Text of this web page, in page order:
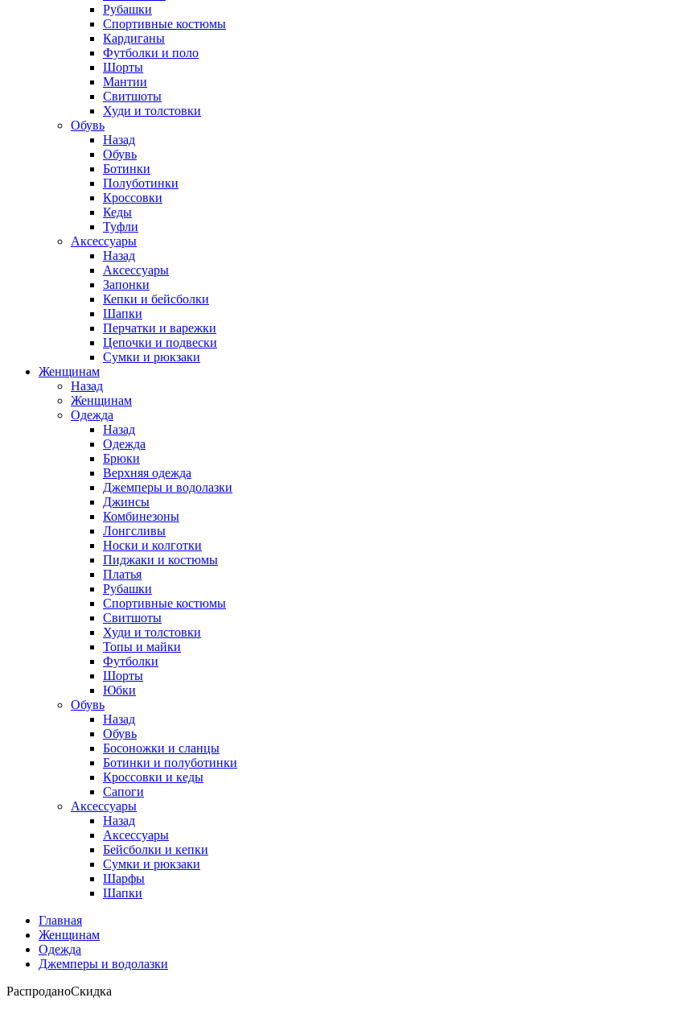
Рубашки
Спортивные костюмы
Кардиганы
Футболки и поло
Шорты
Мантии
Свитшоты
Худи и толстовки
Обувь
Назад
Обувь
Ботинки
Полуботинки
Кроссовки
Кеды
Туфли
Аксессуары
Назад
Аксессуары
Запонки
Кепки и бейсболки
Шапки
Перчатки и варежки
Цепочки и подвески
Сумки и рюкзаки
Женщинам
Назад
Женщинам
Одежда
Назад
Одежда
Брюки
Верхняя одежда
Джемперы и водолазки
Джинсы
Комбинезоны
Лонгсливы
Носки и колготки
Пиджаки и костюмы
Платья
Рубашки
Спортивные костюмы
Свитшоты
Худи и толстовки
Топы и майки
Футболки
Шорты
Юбки
Обувь
Назад
Обувь
Босоножки и сланцы
Ботинки и полуботинки
Кроссовки и кеды
Сапоги
Аксессуары
Назад
Аксессуары
Бейсболки и кепки
Сумки и рюкзаки
Шарфы
Шапки
Главная
Женщинам
Одежда
Джемперы и водолазки
РаспроданоСкидка